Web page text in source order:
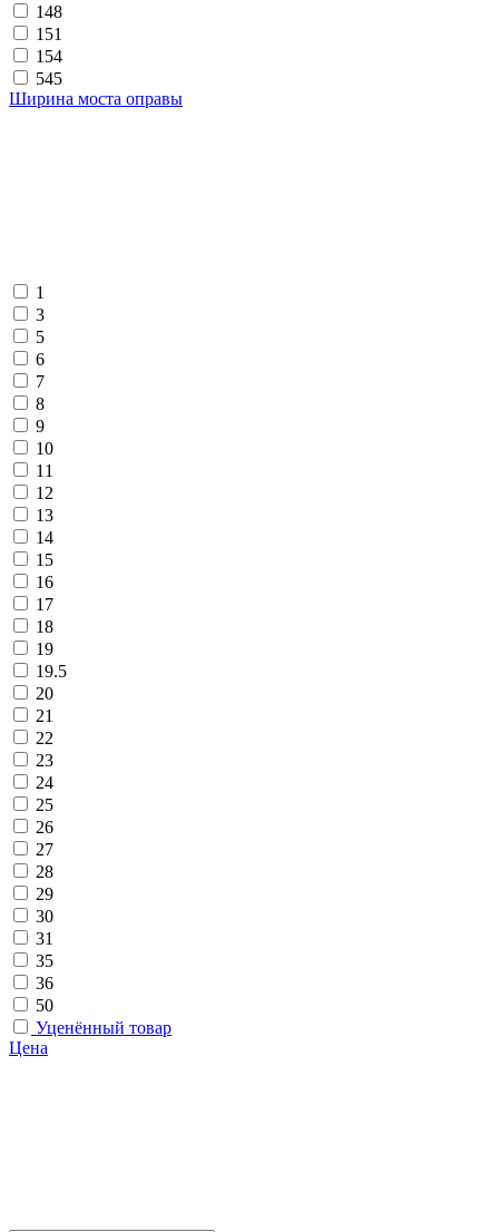
148
151
154
545
Ширина моста оправы
1
3
5
6
7
8
9
10
11
12
13
14
15
16
17
18
19
19.5
20
21
22
23
24
25
26
27
28
29
30
31
35
36
50
Уценённый товар
Цена